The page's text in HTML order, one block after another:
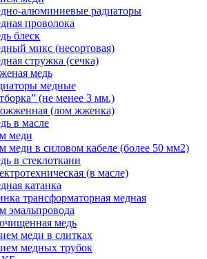
алюминиевые радиаторы
проволока
блеск
микс (несортовая)
стружка (сечка)
медь
медные
(не менее 3 мм.)
(лом жженка)
в масле
меди
меди в силовом кабеле (более 50 мм2)
в стеклоткани
(в масле)
катанка
трансформаторная медная
эмальпровода
медь
меди в слитках
медных трубок